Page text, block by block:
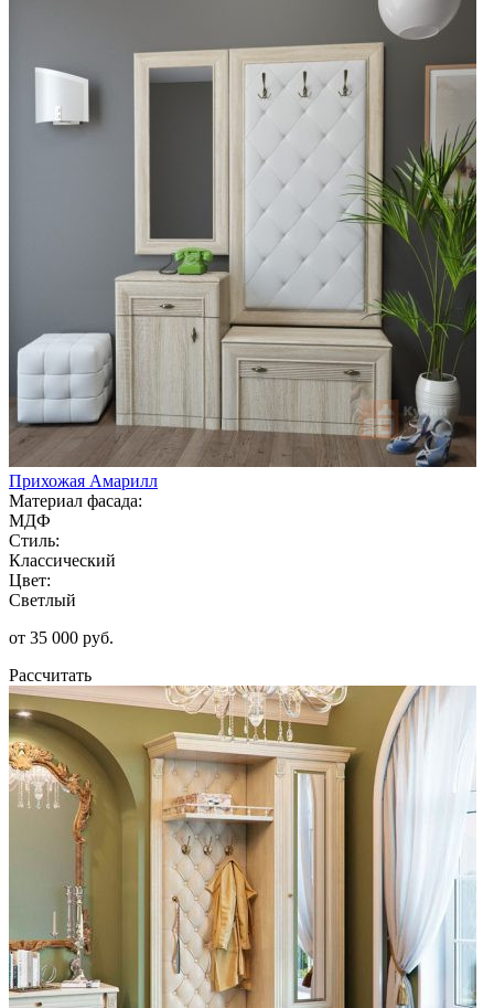
Прихожая Амарилл
Материал фасада:
МДФ
Стиль:
Классический
Цвет:
Светлый
от 35 000 руб.
Рассчитать